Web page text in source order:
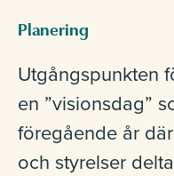
Planering
Utgångspunkten
en ”visionsdag”
föregående år
och styrelser